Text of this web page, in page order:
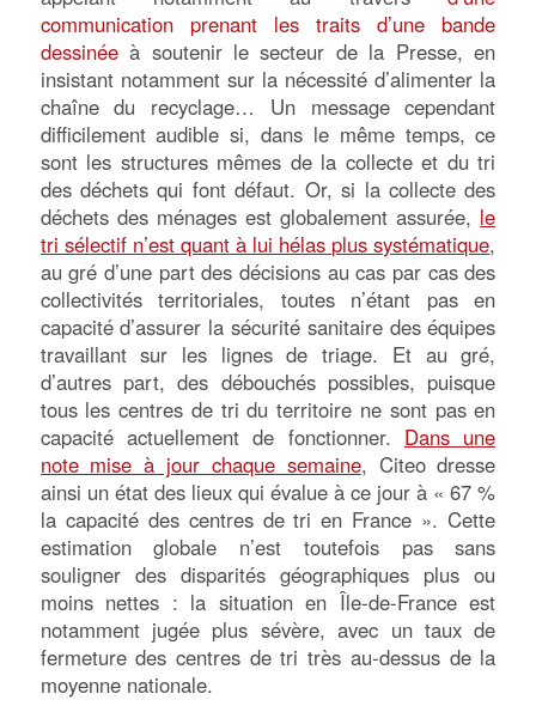
communication prenant les traits d’une bande
dessinéeà soutenir le secteur de la Presse, en
insistant notamment sur la nécessité d’alimenter la
chaîne du recyclage… Un message cependant
difficilement audible si, dans le même temps, ce
sont les structures mêmes de la collecte et du tri
des déchets qui font défaut. Or, si la collecte des
déchets des ménages est globalement assurée, le
tri sélectif n’est quant à lui hélas plus systématique,
au gré d’une part des décisions au cas par cas des
collectivités territoriales, toutes n’étant pas en
capacité d’assurer la sécurité sanitaire des équipes
travaillant sur les lignes de triage. Et au gré,
d’autres part, des débouchés possibles, puisque
tous les centres de tri du territoire ne sont pas en
capacité actuellement de fonctionner. Dans une
note mise à jour chaque semaine, Citeo dresse
ainsi un état des lieux qui évalue à ce jour à « 67 %
la capacité des centres de tri en France ». Cette
estimation globale n’est toutefois pas sans
souligner des disparités géographiques plus ou
moins nettes : la situation en Île-de-France est
notamment jugée plus sévère, avec un taux de
fermeture des centres de tri très au-dessus de la
moyenne nationale.